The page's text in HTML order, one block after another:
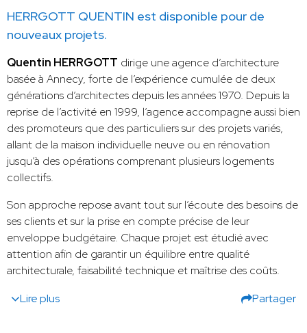
HERRGOTT QUENTIN est disponible pour de
nouveaux projets.
Quentin HERRGOTT dirige une agence d’architecture
basée à Annecy, forte de l’expérience cumulée de deux
générations d’architectes depuis les années 1970. Depuis la
reprise de l’activité en 1999, l’agence accompagne aussi bien
des promoteurs que des particuliers sur des projets variés,
allant de la maison individuelle neuve ou en rénovation
jusqu’à des opérations comprenant plusieurs logements
collectifs.
Son approche repose avant tout sur l’écoute des besoins de
ses clients et sur la prise en compte précise de leur
enveloppe budgétaire. Chaque projet est étudié avec
attention afin de garantir un équilibre entre qualité
architecturale, faisabilité technique et maîtrise des coûts.
Lire plus
Partager